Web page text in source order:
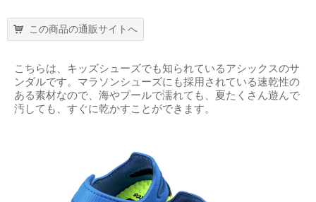
この商品の通販サイトへ
こちらは、キッズシューズでも知られているアシックスのサ
ンダルです。マラソンシューズにも採用されている速乾性の
ある素材なので、海やプールで濡れても、夏たくさん遊んで
汚しても、すぐに乾かすことができます。